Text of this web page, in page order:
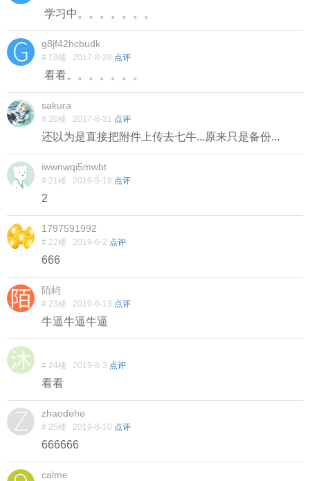
学习中。。。。。。。
g8jf42hcbudk
# 19楼 2017-8-28 点评
看看。。。。。。。
sakura
# 20楼 2017-8-31 点评
还以为是直接把附件上传去七牛...原来只是备份...
iwwnwqi5mwbt
# 21楼 2019-5-18 点评
2
1797591992
# 22楼 2019-6-2 点评
666
陌屿
# 23楼 2019-6-13 点评
牛逼牛逼牛逼
# 24楼 2019-8-3 点评
看看
zhaodehe
# 25楼 2019-8-10 点评
666666
calme